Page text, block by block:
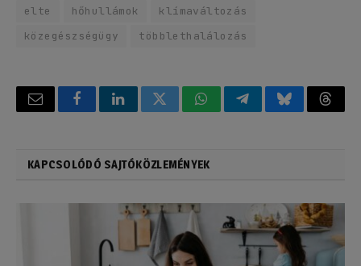
elte hőhullámok
klímaváltozás
közegészségügy
többlethalálozás
Email FacebookLinkedInTwitterWhatsAppTelegramBluesky
KAPCSOLÓDÓ SAJTÓKÖZLEMÉNYEK